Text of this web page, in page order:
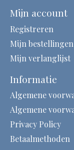
Mijn account
Registreren
Mijn bestellingen
Mijn verlanglijst
Informatie
Algemene
Algemene
Privacy Policy
Betaalmethoden